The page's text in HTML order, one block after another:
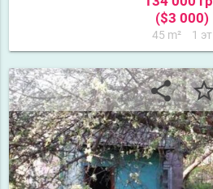
($3 000)
45 m² 1 эт
share